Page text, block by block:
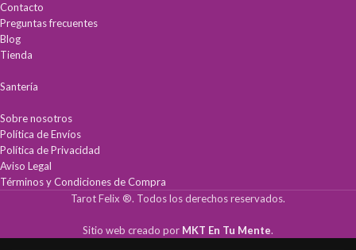
Contacto
Preguntas frecuentes
Blog
Tienda
Santería
Sobre nosotros
Política de Envíos
Política de Privacidad
Aviso Legal
Términos y Condiciones de Compra
Tarot Felix ®. Todos los derechos reservados.
Sitio web creado por MKT En Tu Mente.